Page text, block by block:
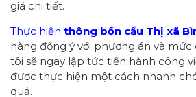
giá chi tiết.
Thực hiện thông bồn cầu Thị xã
hàng đồng ý với phương án và mức
tôi sẽ ngay lập tức tiến hành công
được thực hiện một cách nhanh
quả.